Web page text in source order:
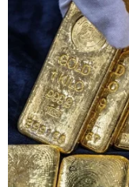
Thượng tướng
cho các cán bộ,
Sáng 22/12,